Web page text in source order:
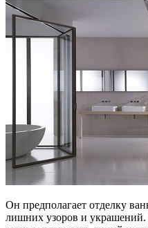
Он предполагает отделку
лишних узоров и украшений.